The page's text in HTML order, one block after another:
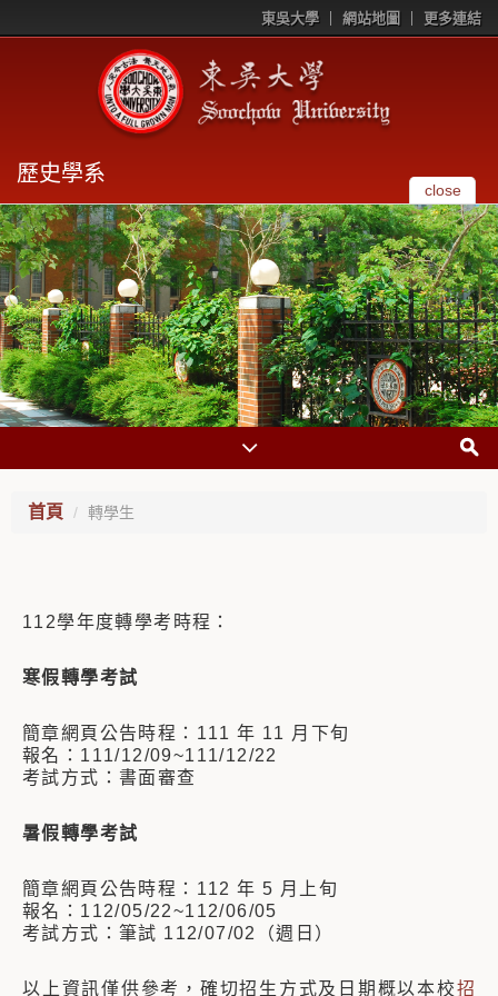
東吳大學 網站地圖 更多連結
歷史學系
close
首頁 轉學生
112學年度轉學考時程：
寒假轉學考試
簡章網頁公告時程：111 年 11 月下旬
報名：111/12/09~111/12/22
考試方式：書面審查
暑假轉學考試
簡章網頁公告時程：112 年 5 月上旬
報名：112/05/22~112/06/05
考試方式：筆試 112/07/02（週日）
以上資訊僅供參考，確切招生方式及日期概以本校招